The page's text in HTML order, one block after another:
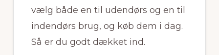
vælg både en til udendørs og en til
indendørs brug, og køb dem i dag.
Så er du godt dækket ind.